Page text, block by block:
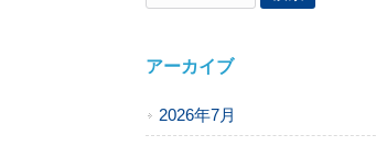
アーカイブ
2026年7月